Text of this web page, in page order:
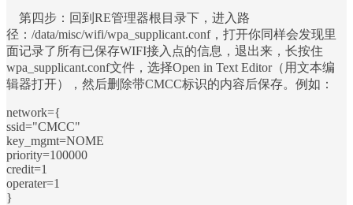
第四步：回到RE管理器根目录下，进入路
径：/data/misc/wifi/wpa_supplicant.conf，打开你同样会发现里
面记录了所有已保存WIFI接入点的信息，退出来，长按住
wpa_supplicant.conf文件，选择Open in Text Editor（用文本编
辑器打开），然后删除带CMCC标识的内容后保存。例如：
network={
ssid="CMCC"
key_mgmt=NOME
priority=100000
credit=1
operater=1
}